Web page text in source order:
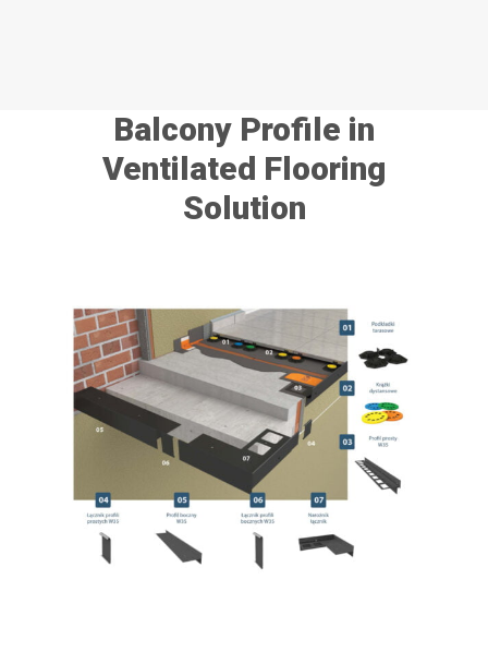
Balcony Profile in
Ventilated Flooring
Solution